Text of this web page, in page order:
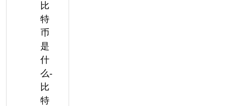
比
特
币
是
什
么-
比
特